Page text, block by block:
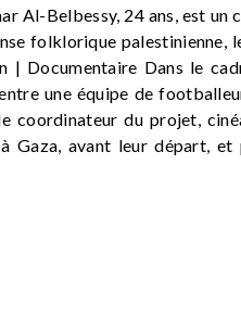
Al-Belbessy, 24 ans, est un
folklorique palestinienne,
Documentaire Dans le
une équipe de
coordinateur du projet,
Gaza, avant leur départ, et